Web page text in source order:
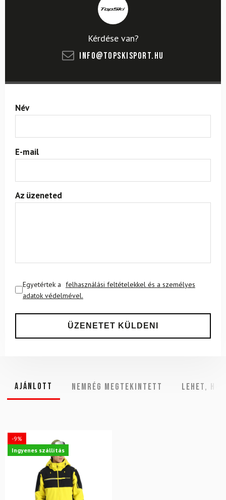
Kérdése van?
info@topskisport.hu
Név
E-mail
Az üzeneted
Egyetértek a felhasználási feltételekkel és a személyes
adatok védelmével.
Ajánlott NEMRÉG MEGTEKINTETT Lehet,
-9%
Ingyenes szállítás